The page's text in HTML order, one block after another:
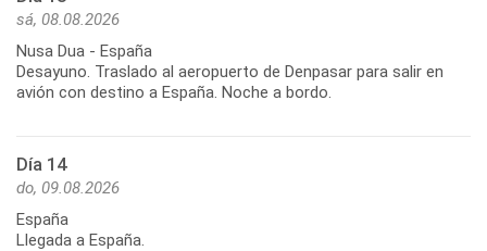
sá, 08.08.2026
Nusa Dua - España
Desayuno. Traslado al aeropuerto de Denpasar para salir en
avión con destino a España. Noche a bordo.
Día 14
do, 09.08.2026
España
Llegada a España.